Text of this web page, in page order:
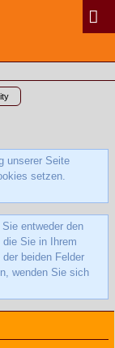
unserer Seite
setzen.
entweder den
die Sie in Ihrem
beiden Felder
wenden Sie sich